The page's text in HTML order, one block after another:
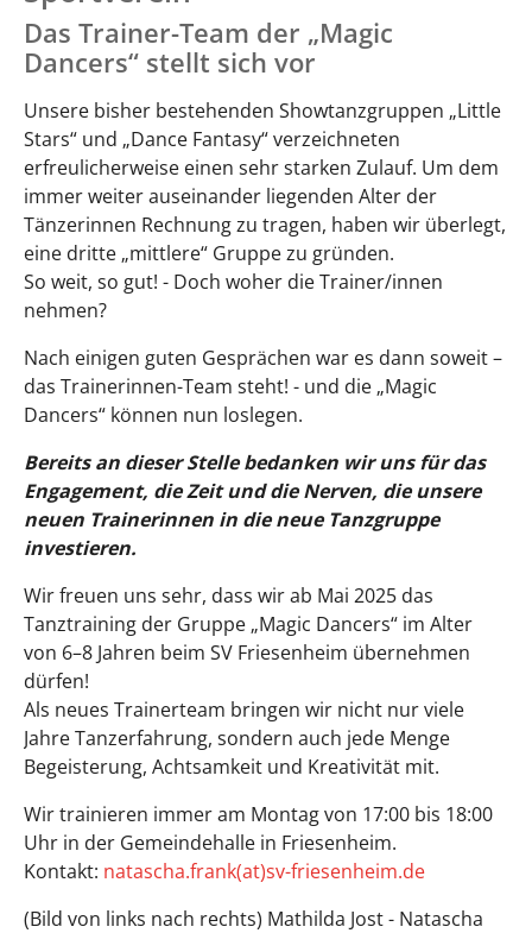
Das Trainer-Team der „Magic
Dancers“ stellt sich vor
Unsere bisher bestehenden Showtanzgruppen „Little
Stars“ und „Dance Fantasy“ verzeichneten
erfreulicherweise einen sehr starken Zulauf. Um dem
immer weiter auseinander liegenden Alter der
Tänzerinnen Rechnung zu tragen, haben wir überlegt,
eine dritte „mittlere“ Gruppe zu gründen.
So weit, so gut! - Doch woher die Trainer/innen
nehmen?
Nach einigen guten Gesprächen war es dann soweit –
das Trainerinnen-Team steht! - und die „Magic
Dancers“ können nun loslegen.
Bereits an dieser Stelle bedanken wir uns für das
Engagement, die Zeit und die Nerven, die unsere
neuen Trainerinnen in die neue Tanzgruppe
investieren.
Wir freuen uns sehr, dass wir ab Mai 2025 das
Tanztraining der Gruppe „Magic Dancers“ im Alter
von 6–8 Jahren beim SV Friesenheim übernehmen
dürfen!
Als neues Trainerteam bringen wir nicht nur viele
Jahre Tanzerfahrung, sondern auch jede Menge
Begeisterung, Achtsamkeit und Kreativität mit.
Wir trainieren immer am Montag von 17:00 bis 18:00
Uhr in der Gemeindehalle in Friesenheim.
Kontakt: natascha.frank(at)sv-friesenheim.de
(Bild von links nach rechts) Mathilda Jost - Natascha